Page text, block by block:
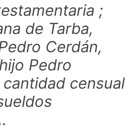
;
de Tarba,
Cerdán,
Pedro
censual